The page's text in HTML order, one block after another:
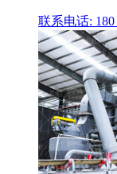
联系电话: 180